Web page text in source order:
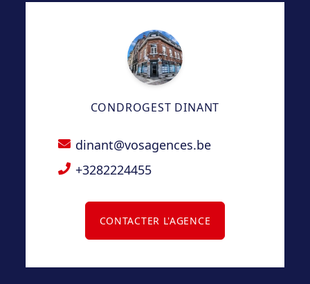
l’électricité et l’eau avec décompte annuel.
– Garantie locative : 1200€.
– Bail d’un an reconductible.
– LIBRE de suite.CONDROGEST DINANT
dinant@vosagences.be
+3282224455
CONTACTER L'AGENCE